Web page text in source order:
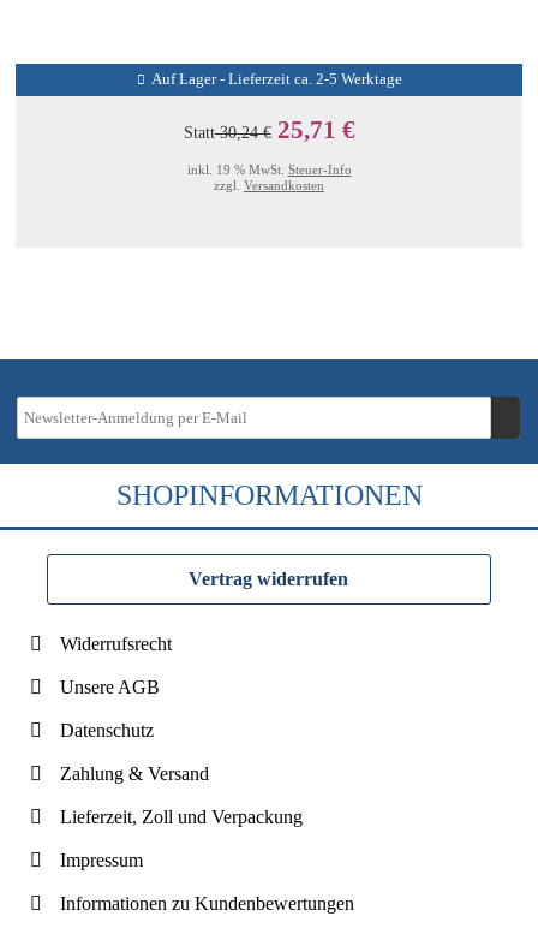
Auf Lager - Lieferzeit ca. 2-5 Werktage
Statt30,24 € 25,71 €
inkl. 19 % MwSt. Steuer-Info
zzgl. Versandkosten
SHOPINFORMATIONEN
Vertrag widerrufen
Widerrufsrecht
Unsere AGB
Datenschutz
Zahlung & Versand
Lieferzeit, Zoll und Verpackung
Impressum
Informationen zu Kundenbewertungen